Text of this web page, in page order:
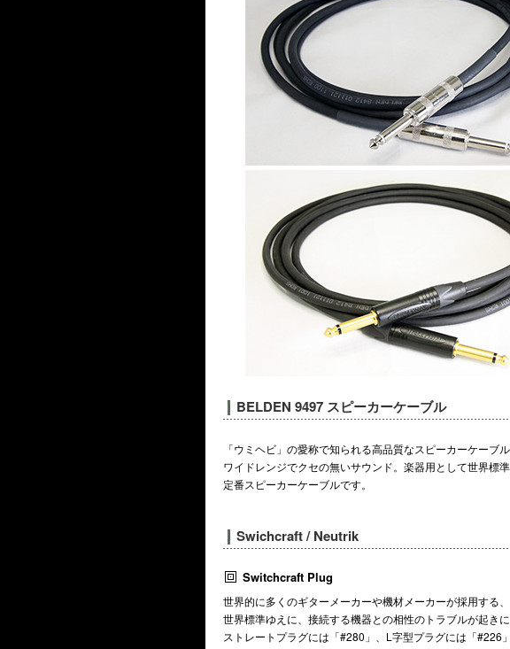
BELDEN 9497 スピーカーケーブル
「ウミヘビ」の愛称で知られる高品質なスピーカーケーブル
ワイドレンジでクセの無いサウンド。楽器用として世界標
定番スピーカーケーブルです。
Swichcraft / Neutrik
Switchcraft Plug
世界的に多くのギターメーカーや機材メーカーが採用する
世界標準ゆえに、接続する機器との相性のトラブルが起きに
ストレートプラグには「#280」、L字型プラグには「#226